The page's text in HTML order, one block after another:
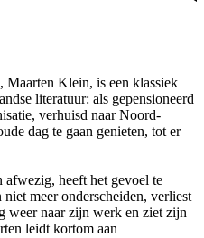
Maarten Klein, is een klassiek
literatuur: als gepensioneerd
verhuisd naar Noord-
dag te gaan genieten, tot er
heeft het gevoel te
meer onderscheiden, verliest
weer naar zijn werk en ziet zijn
leidt kortom aan